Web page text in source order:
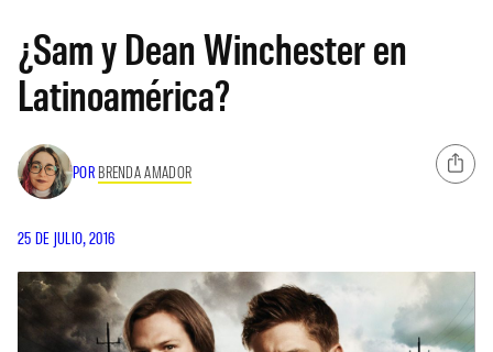
¿Sam y Dean Winchester en
Latinoamérica?
POR BRENDA AMADOR
25 DE JULIO, 2016